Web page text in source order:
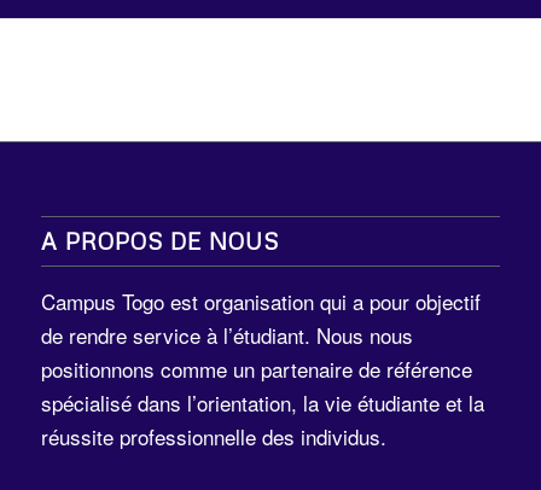
A PROPOS DE NOUS
Campus Togo est organisation qui a pour objectif
de rendre service à l’étudiant. Nous nous
positionnons comme un partenaire de référence
spécialisé dans l’orientation, la vie étudiante et la
réussite professionnelle des individus.